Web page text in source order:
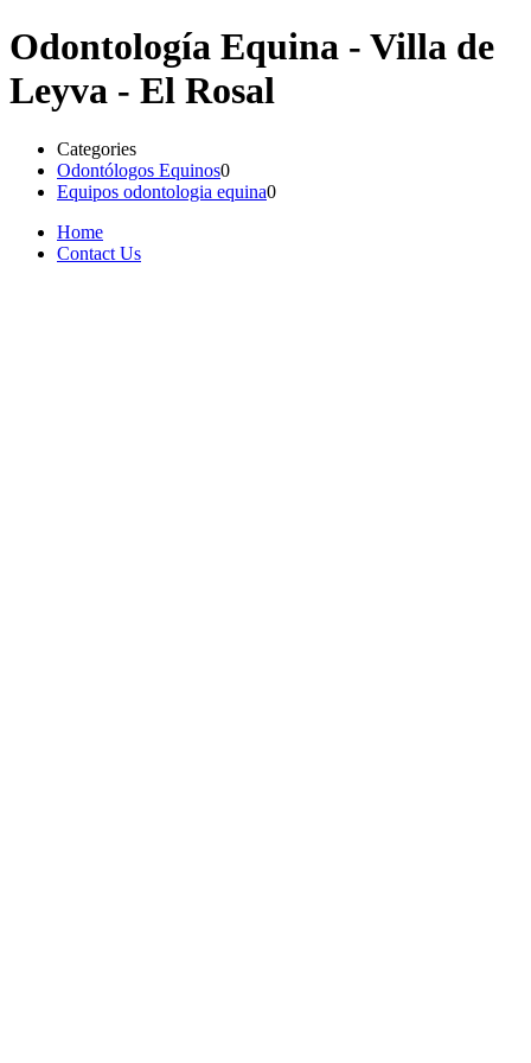
Odontología Equina - Villa de
Leyva - El Rosal
Categories
Odontólogos Equinos0
Equipos odontologia equina0
Home
Contact Us